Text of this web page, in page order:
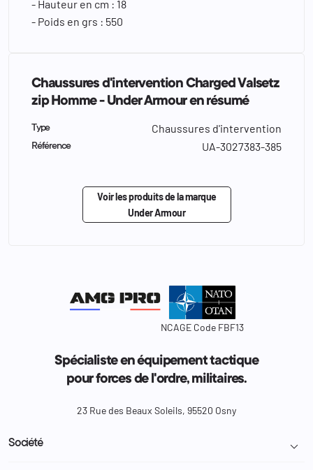
- Hauteur en cm : 18
- Poids en grs : 550
Chaussures d'intervention Charged Valsetz
zip Homme - Under Armour en résumé
Type Chaussures d'intervention
Référence UA-3027383-385
Voir les produits de la marque
Under Armour
NCAGE Code FBF13
Spécialiste en équipement tactique
pour forces de l'ordre, militaires.
23 Rue des Beaux Soleils, 95520 Osny
Société 